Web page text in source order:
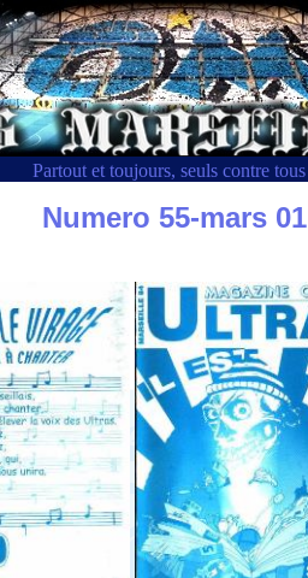
Partout et toujours, seuls contre tous
Numero 55-mars 01